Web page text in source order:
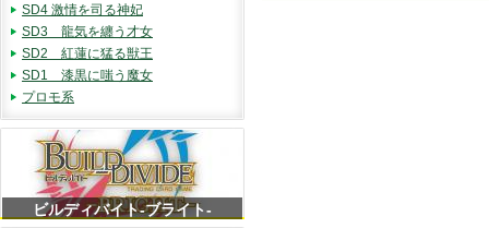
SD4 激情を司る神妃
SD3 龍気を纏う才女
SD2 紅蓮に猛る獣王
SD1 漆黒に嗤う魔女
プロモ系
ビルディバイト-ブライト-